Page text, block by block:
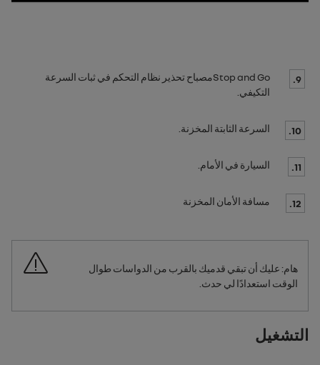
9.
Stop and Goمصباح تحذير نظام التحكم في ثبات السرعة
التكيفي.
10. السرعة الثابتة المخزنة.
11. السيارة في الأمام.
12. مسافة الأمان المخزنة
هام: عليك أن تبقي قدميك بالقرب من الدواسات طوال
الوقت استعدادًا لي حدث.
التشغيل